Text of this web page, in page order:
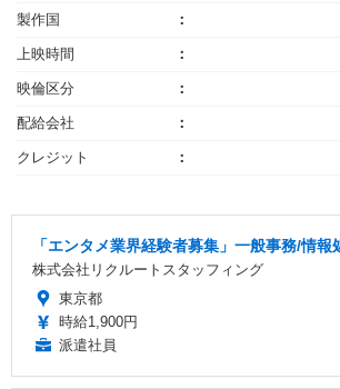
製作国
上映時間
映倫区分
配給会社
クレジット
「エンタメ業界経験者募集」一般事務/情報
株式会社リクルートスタッフィング
東京都
時給1,900円
派遣社員